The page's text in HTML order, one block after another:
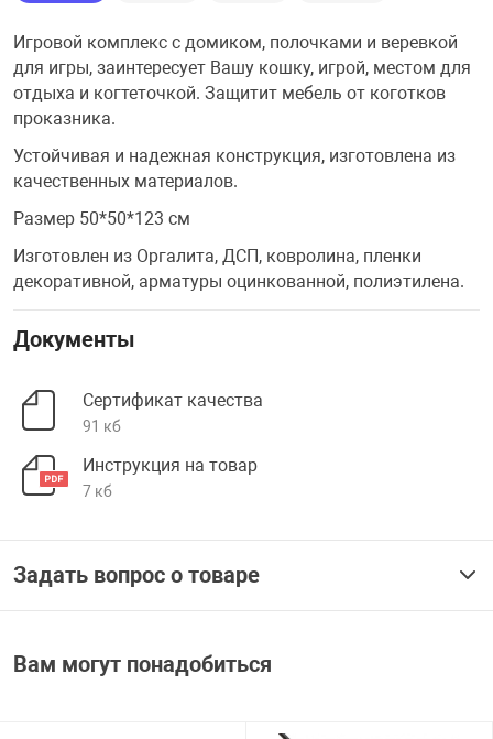
Игровой комплекс с домиком, полочками и веревкой
для игры, заинтересует Вашу кошку, игрой, местом для
отдыха и когтеточкой. Защитит мебель от коготков
проказника.
Устойчивая и надежная конструкция, изготовлена из
качественных материалов.
Размер 50*50*123 см
Изготовлен из Оргалита, ДСП, ковролина, пленки
декоративной, арматуры оцинкованной, полиэтилена.
Документы
Сертификат качества
91 кб
Инструкция на товар
7 кб
Задать вопрос о товаре
Вам могут понадобиться